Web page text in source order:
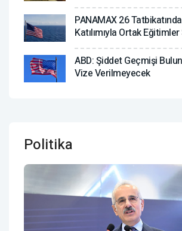
PANAMAX 26
Katılımıyla Ortak
ABD: Şiddet Geçmişi
Vize Verilmeyecek
Politika